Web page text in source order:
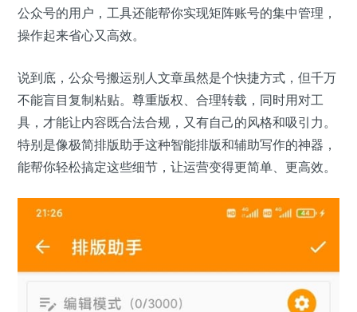
公众号的用户，工具还能帮你实现矩阵账号的集中管理，
操作起来省心又高效。
说到底，公众号搬运别人文章虽然是个快捷方式，但千万
不能盲目复制粘贴。尊重版权、合理转载，同时用对工
具，才能让内容既合法合规，又有自己的风格和吸引力。
特别是像极简排版助手这种智能排版和辅助写作的神器，
能帮你轻松搞定这些细节，让运营变得更简单、更高效。